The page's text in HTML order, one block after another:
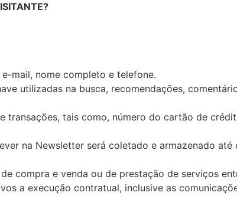
e-mail, nome completo e telefone.
utilizadas na busca, recomendações,
transações, tais como, número do cartão de
na Newsletter será coletado e armazenado até
compra e venda ou de prestação de serviços
a execução contratual, inclusive as